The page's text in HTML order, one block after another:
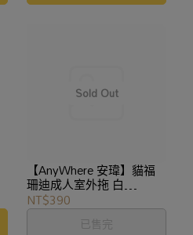
【AnyWhere 安瑋】貓福
珊迪成人室外拖 白
MF2304
NT$390
已售完